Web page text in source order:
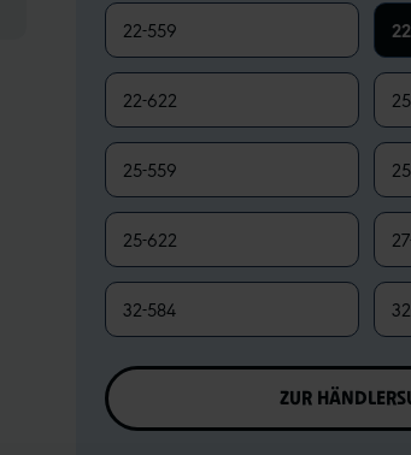
22-559
22-622
25-559
25-622
32-584
ZUR